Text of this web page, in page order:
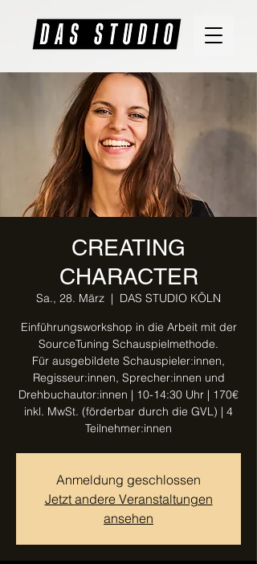
CREATING
CHARACTER
Sa., 28. März
  |
DAS STUDIO KÖLN
Einführungsworkshop in die Arbeit mit der
SourceTuning Schauspielmethode.
Für ausgebildete Schauspieler:innen,
Regisseur:innen, Sprecher:innen und
Drehbuchautor:innen | 10-14:30 Uhr | 170€
inkl. MwSt. (förderbar durch die GVL) | 4
Teilnehmer:innen
Anmeldung geschlossen
Jetzt andere Veranstaltungen
ansehen